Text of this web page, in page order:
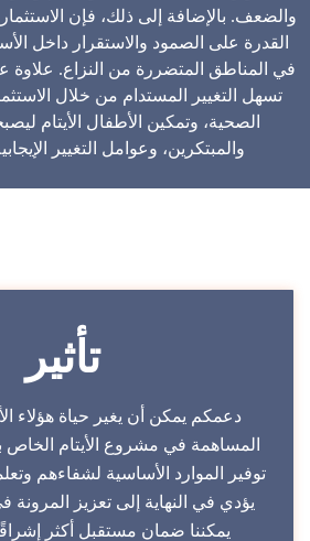
والضعف. بالإضافة إلى ذلك، فإن الاستثمار
القدرة على الصمود والاستقرار داخل
في المناطق المتضررة من النزاع.
تسهل التغيير المستدام من خلال
الصحية، وتمكين الأطفال الأيتام
والمبتكرين، وعوامل التغيير
تأثير
دعمكم يمكن أن يغير حياة هؤلاء
المساهمة في مشروع الأيتام الخاص
توفير الموارد الأساسية لشفاءهم
يؤدي في النهاية إلى تعزيز المرونة
يمكننا ضمان مستقبل أكثر